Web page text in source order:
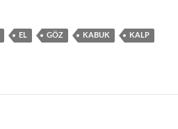
EL GÖZ KABUK KALP